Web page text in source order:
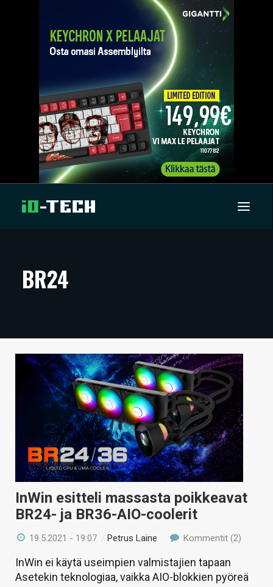
ARTIKKELIT
TECHBBS
TIETOA
KAUPPA
VAIHDA TEEMA
HAKU
BR24
InWin esitteli massasta poikkeavat
BR24- ja BR36-AIO-coolerit
19.5.2021 - 19:07 /Petrus Laine Kommentit (2)
InWin ei käytä useimpien valmistajien tapaan
Asetekin teknologiaa, vaikka AIO-blokkien pyöreä